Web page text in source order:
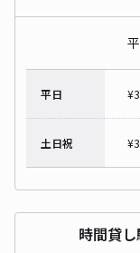
平日 ¥
土日祝 ¥
時間貸し